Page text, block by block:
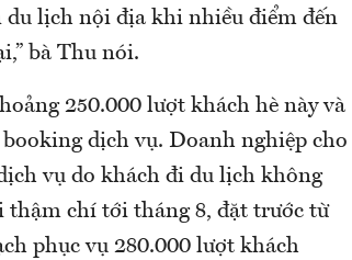
du lịch nội địa khi nhiều điểm đến
bà Thu nói.
250.000 lượt khách hè này và
dịch vụ. Doanh nghiệp cho
vụ do khách đi du lịch không
chí tới tháng 8, đặt trước từ
phục vụ 280.000 lượt khách